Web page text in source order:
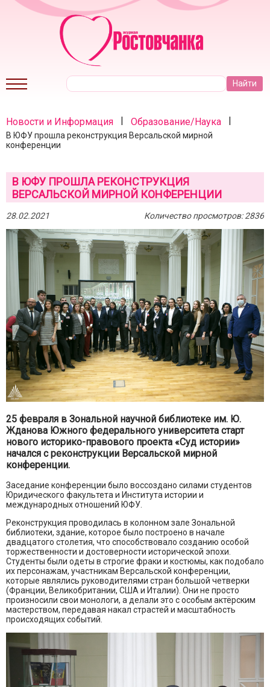
Новости и Информация | Образование/Наука |
В ЮФУ прошла реконструкция Версальской мирной
конференции
В ЮФУ ПРОШЛА РЕКОНСТРУКЦИЯ
ВЕРСАЛЬСКОЙ МИРНОЙ КОНФЕРЕНЦИИ
28.02.2021 Количество просмотров: 2836
25 февраля в Зональной научной библиотеке им. Ю.
Жданова Южного федерального университета старт
нового историко-правового проекта «Суд истории»
начался с реконструкции Версальской мирной
конференции.
Заседание конференции было воссоздано силами студентов
Юридического факультета и Института истории и
международных отношений ЮФУ.
Реконструкция проводилась в колонном зале Зональной
библиотеки, здание, которое было построено в начале
двадцатого столетия, что способствовало созданию особой
торжественности и достоверности исторической эпохи.
Студенты были одеты в строгие фраки и костюмы, как подобало
их персонажам, участникам Версальской конференции,
которые являлись руководителями стран большой четверки
(Франции, Великобритании, США и Италии). Они не просто
произносили свои монологи, а делали это с особым актёрским
мастерством, передавая накал страстей и масштабность
происходящих событий.